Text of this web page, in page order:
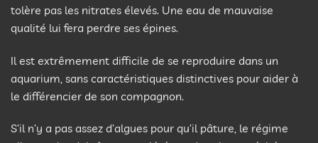
tolère pas les nitrates élevés. Une eau de mauvaise
qualité lui fera perdre ses épines.
Il est extrêmement difficile de se reproduire dans un
aquarium, sans caractéristiques distinctives pour aider à
le différencier de son compagnon.
S’il n’y a pas assez d’algues pour qu’il pâture, le régime